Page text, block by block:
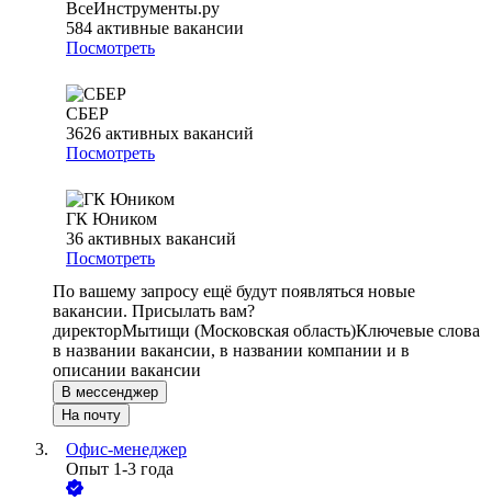
ВсеИнструменты.ру
584 активные вакансии
Посмотреть
СБЕР
3626 активных вакансий
Посмотреть
ГК Юником
36 активных вакансий
Посмотреть
По вашему запросу ещё будут появляться новые
вакансии. Присылать вам?
директорМытищи (Московская область)Ключевые слова
в названии вакансии, в названии компании и в
описании вакансии
В мессенджер
На почту
Офис-менеджер
Опыт 1-3 года